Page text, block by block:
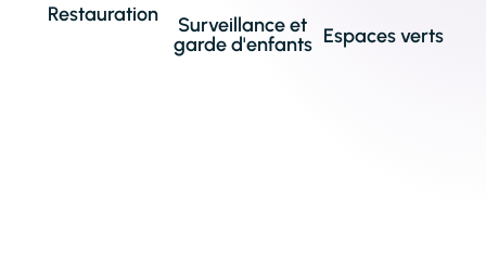
Restauration
Surveillance et
garde d'enfants Espaces verts